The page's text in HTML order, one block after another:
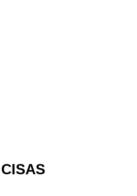
dan chat dengan saya